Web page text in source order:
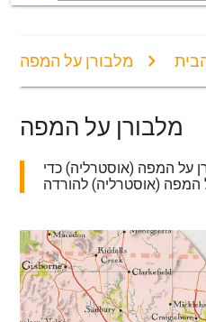
מלבורן על המפה
מלבורן על המפה
על המפה (אוסטרליה) כדי